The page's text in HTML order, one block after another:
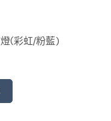
(彩虹/粉藍)